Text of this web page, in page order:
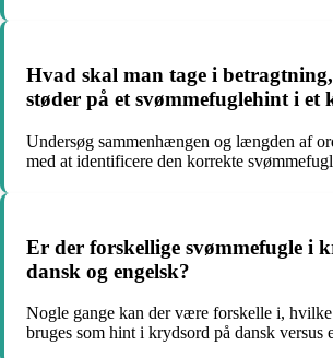
Hvad skal man tage i
støder på et svømmefuglehint i et
Undersøg sammenhængen og længden af
med at identificere den korrekte
Er der forskellige svømmefugle i
dansk og engelsk?
Nogle gange kan der være forskelle i,
bruges som hint i krydsord på dansk versus